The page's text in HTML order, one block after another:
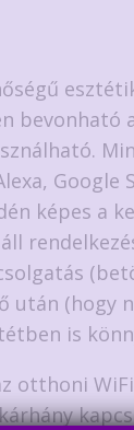
bevonható
Google
képes a
után (hogy
is
otthoni